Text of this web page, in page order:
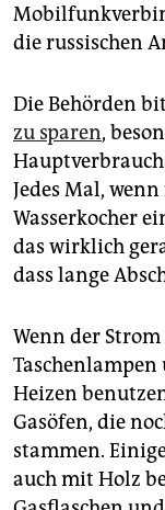
die russischen
Die Behörden
zu sparen,
Jedes Mal,
Wasserkocher
das wirklich
dass lange
Wenn der
Heizen
Gasöfen, die
stammen.
auch mit Holz